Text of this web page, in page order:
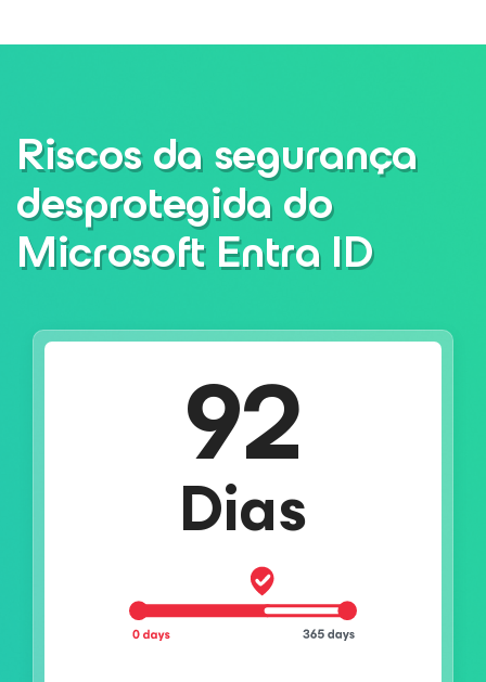
Riscos da segurança
desprotegida do
Microsoft Entra ID
92
Dias